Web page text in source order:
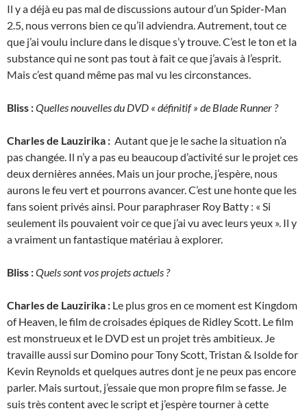
Il y a déjà eu pas mal de discussions autour d’un Spider-Man
2.5, nous verrons bien ce qu’il adviendra. Autrement, tout ce
que j’ai voulu inclure dans le disque s’y trouve. C’est le ton et la
substance qui ne sont pas tout à fait ce que j’avais à l’esprit.
Mais c’est quand même pas mal vu les circonstances.
Bliss :Quelles nouvelles du DVD « définitif » de Blade Runner ?
Charles de Lauzirika : Autant que je le sache la situation n’a
pas changée. Il n’y a pas eu beaucoup d’activité sur le projet ces
deux dernières années. Mais un jour proche, j’espère, nous
aurons le feu vert et pourrons avancer. C’est une honte que les
fans soient privés ainsi. Pour paraphraser Roy Batty : « Si
seulement ils pouvaient voir ce que j’ai vu avec leurs yeux ». Il y
a vraiment un fantastique matériau à explorer.
Bliss :Quels sont vos projets actuels ?
Charles de Lauzirika : Le plus gros en ce moment est Kingdom
of Heaven, le film de croisades épiques de Ridley Scott. Le film
est monstrueux et le DVD est un projet très ambitieux. Je
travaille aussi sur Domino pour Tony Scott, Tristan & Isolde for
Kevin Reynolds et quelques autres dont je ne peux pas encore
parler. Mais surtout, j’essaie que mon propre film se fasse. Je
suis très content avec le script et j’espère tourner à cette